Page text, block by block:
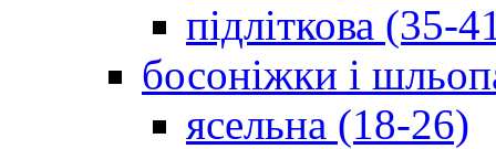
підліткова (35-
босоніжки і
ясельна (18-26)